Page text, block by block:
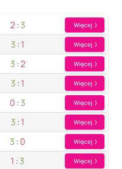
2 : 3 Więcej
3 : 1 Więcej
3 : 2 Więcej
3 : 1 Więcej
0 : 3 Więcej
3 : 1 Więcej
3 : 0 Więcej
1 : 3 Więcej